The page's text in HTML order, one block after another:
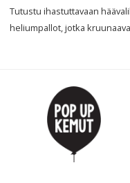
Tutustu ihastuttavaan
heliumpallot, jotka